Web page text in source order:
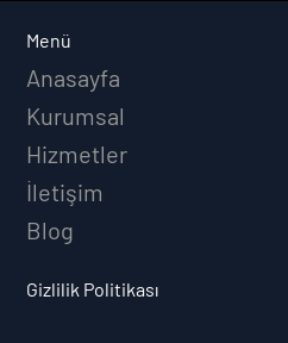
Menü
Anasayfa
Kurumsal
Hizmetler
İletişim
Blog
Gizlilik Politikası